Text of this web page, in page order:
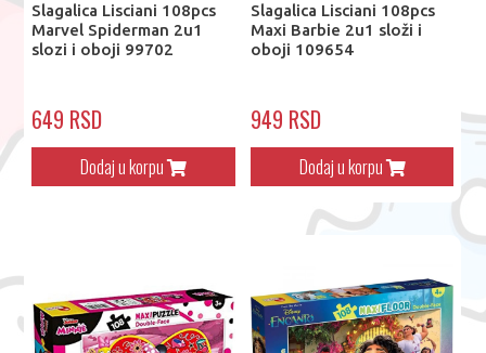
Slagalica Lisciani 108pcs
Marvel Spiderman 2u1
slozi i oboji 99702
649 RSD
Dodaj u korpu
Slagalica Lisciani 108pcs
Maxi Barbie 2u1 složi i
oboji 109654
949 RSD
Dodaj u korpu